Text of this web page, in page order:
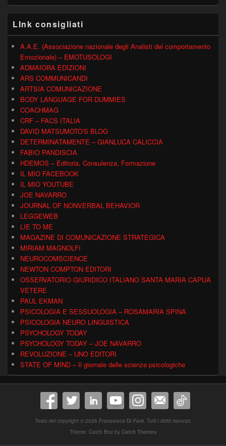
LInk consigliati
A.A.E. (Associazione nazionale degli Analisti del comportamento
Emozionale) – EMOTUSOLOGI
ADMAIORA EDIZIONI
ARS COMMUNICANDI
ARTSIA COMUNICAZIONE
BODY LANGUAGE FOR DUMMIES
COACHMAG
CRF – FACS ITALIA
DAVID MATSUMOTO'S BLOG
DETERMINATAMENTE – GIANLUCA CALICCIA
FABIO PANDISCIA
HDEMOS – Editoria, Consulenza, Formazione
IL MIO FACEBOOK
IL MIO YOUTUBE
JOE NAVARRO
JOURNAL OF NONVERBAL BEHAVIOR
LEGGEWEB
LIE TO ME
MAGAZINE DI COMUNICAZIONE STRATEGICA
MIRIAM MAGNOLFI
NEUROCOMSCIENCE
NEWTON COMPTON EDITORI
OSSERVATORIO GIURIDICO ITALIANO SANTA MARIA CAPUA
VETERE
PAUL EKMAN
PSICOLOGIA E SESSUOLOGIA – ROSAMARIA SPINA
PSICOLOGIA NEURO LINGUISTICA
PSYCHOLOGY TODAY
PSYCHOLOGY TODAY – JOE NAVARRO
REVOLUZIONE – UNO EDITORI
STATE OF MIND – Il giornale delle scienze psicologiche
Testo del copyright © 2026 Francesco Di Fant. Tutti i diritti riservati.
Theme: Catch Box by Catch Themes